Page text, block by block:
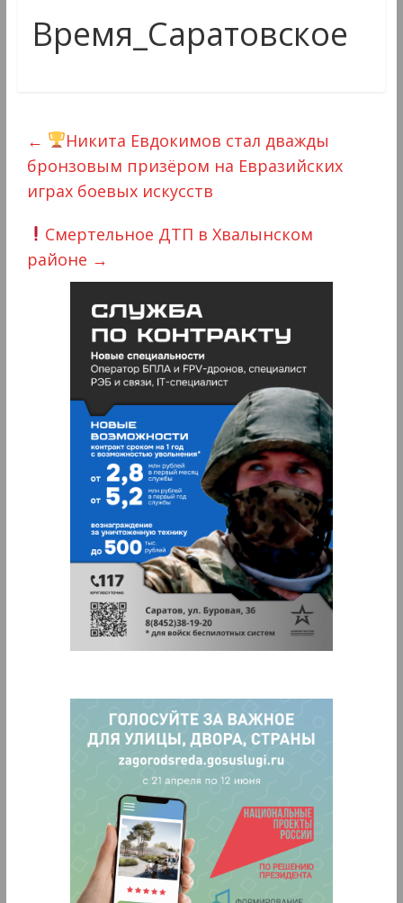
Время_Саратовское
←
Никита Евдокимов стал дважды
бронзовым призёром на Евразийских
играх боевых искусств
Смертельное ДТП в Хвалынском
районе →